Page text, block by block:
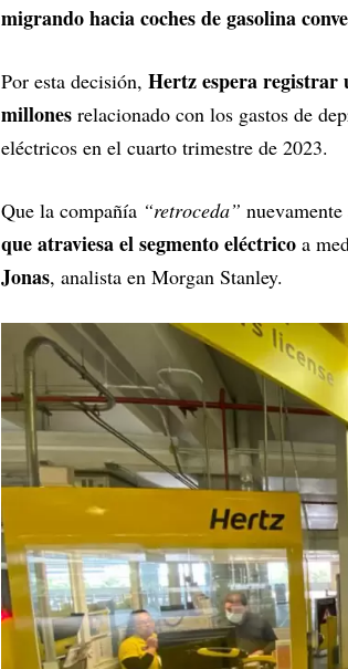
migrando hacia coches de gasolina
Por esta decisión, Hertz espera registrar
millones relacionado con los gastos de
eléctricos en el cuarto trimestre de 2023.
Que la compañía “retroceda”
que atraviesa el segmento eléctrico a
Jonas, analista en Morgan Stanley.